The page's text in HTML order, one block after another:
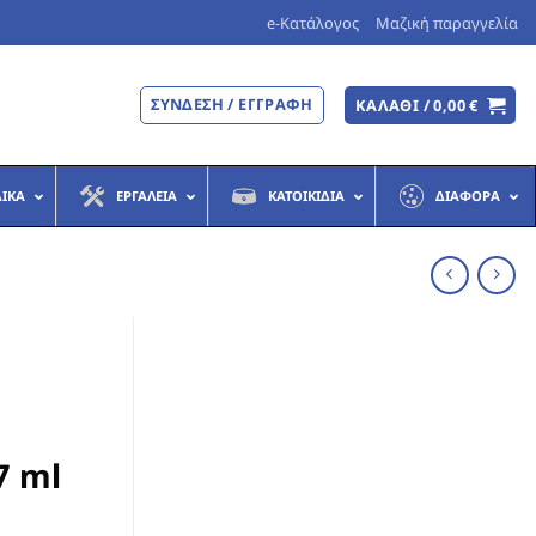
e-Κατάλογος Μαζική παραγγελία
ΣΎΝΔΕΣΗ / ΕΓΓΡΑΦΉ ΚΑΛΆΘΙ /0,00€
ΕΡΓΑΛΕΊΑ ΚΑΤΟΙΚΊΔΙΑ ΔΙΆΦΟΡΑ
ml